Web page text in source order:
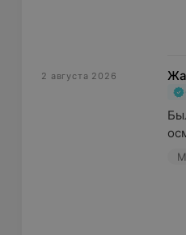
2 августа 2026